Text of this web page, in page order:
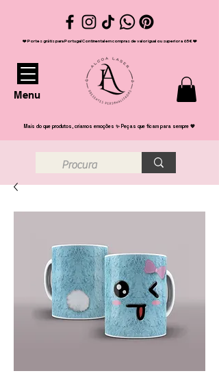
❤️ Portes grátis para Portugal Continental em compras de valor igual ou superior a 65€ ❤️
Menu
Mais do que produtos, criamos emoções ✨ Peças que ficam para sempre 💖